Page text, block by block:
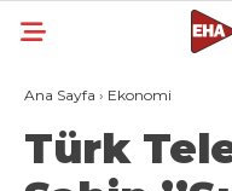
Ana Sayfa › Ekonomi
Türk